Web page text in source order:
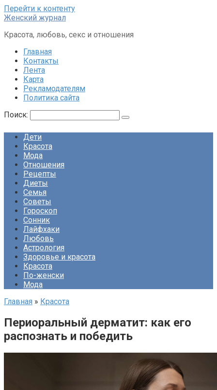
Перейти к контенту
Женский журнал
Красота, любовь, секс и отношения
Главная
Контакты
Лента
Карта
Рекламодателям
Политика сайта
Поиск:
Дети
Красота
Мода
Отношения
Рецепты
Диеты
Семья
Советы
Гороскоп
Сонник
Лайфхаки
Любовь
Астрология
Здоровье и красота
Красота
По-женски
Мода
Главная » Красота
Периоральный дерматит: как его
распознать и победить